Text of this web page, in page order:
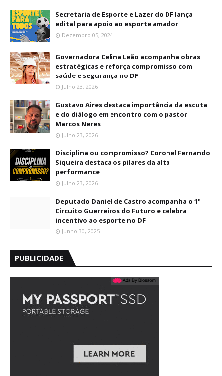
Secretaria de Esporte e Lazer do DF lança
edital para apoio ao esporte amador
Dezembro 05, 2024
Governadora Celina Leão acompanha obras
estratégicas e reforça compromisso com
saúde e segurança no DF
Julho 23, 2026
Gustavo Aires destaca importância da escuta
e do diálogo em encontro com o pastor
Marcos Neres
Julho 23, 2026
Disciplina ou compromisso? Coronel Fernando
Siqueira destaca os pilares da alta
performance
Julho 23, 2026
Deputado Daniel de Castro acompanha o 1º
Circuito Guerreiros do Futuro e celebra
incentivo ao esporte no DF
Junho 30, 2025
PUBLICIDADE